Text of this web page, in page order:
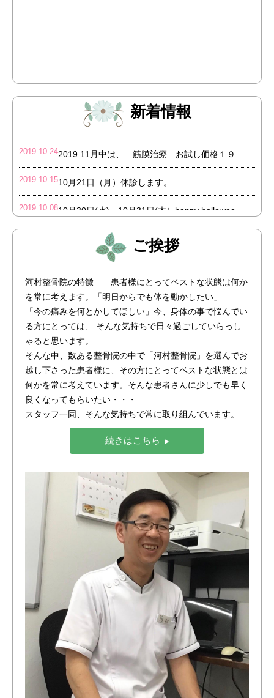
新着情報
2019.10.24
2019.10.1510月21日（月）休診します。
2019.10.08
10月14日（月）体育の日 診療します！！
ご挨拶
河村整骨院の特徴 患者様にとってベストな状態は何か
を常に考えます。「明日からでも体を動かしたい」
「今の痛みを何とかしてほしい」今、身体の事で悩んでい
る方にとっては、 そんな気持ちで日々過ごしていらっし
ゃると思います。
そんな中、数ある整骨院の中で「河村整骨院」を選んでお
越し下さった患者様に、その方にとってベストな状態とは
何かを常に考えています。そんな患者さんに少しでも早く
良くなってもらいたい・・・
スタッフ一同、そんな気持ちで常に取り組んでいます。
続きはこちら